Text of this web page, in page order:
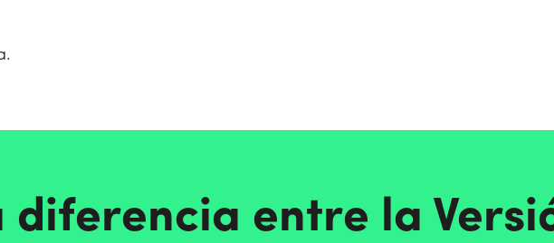
diferencia entre la